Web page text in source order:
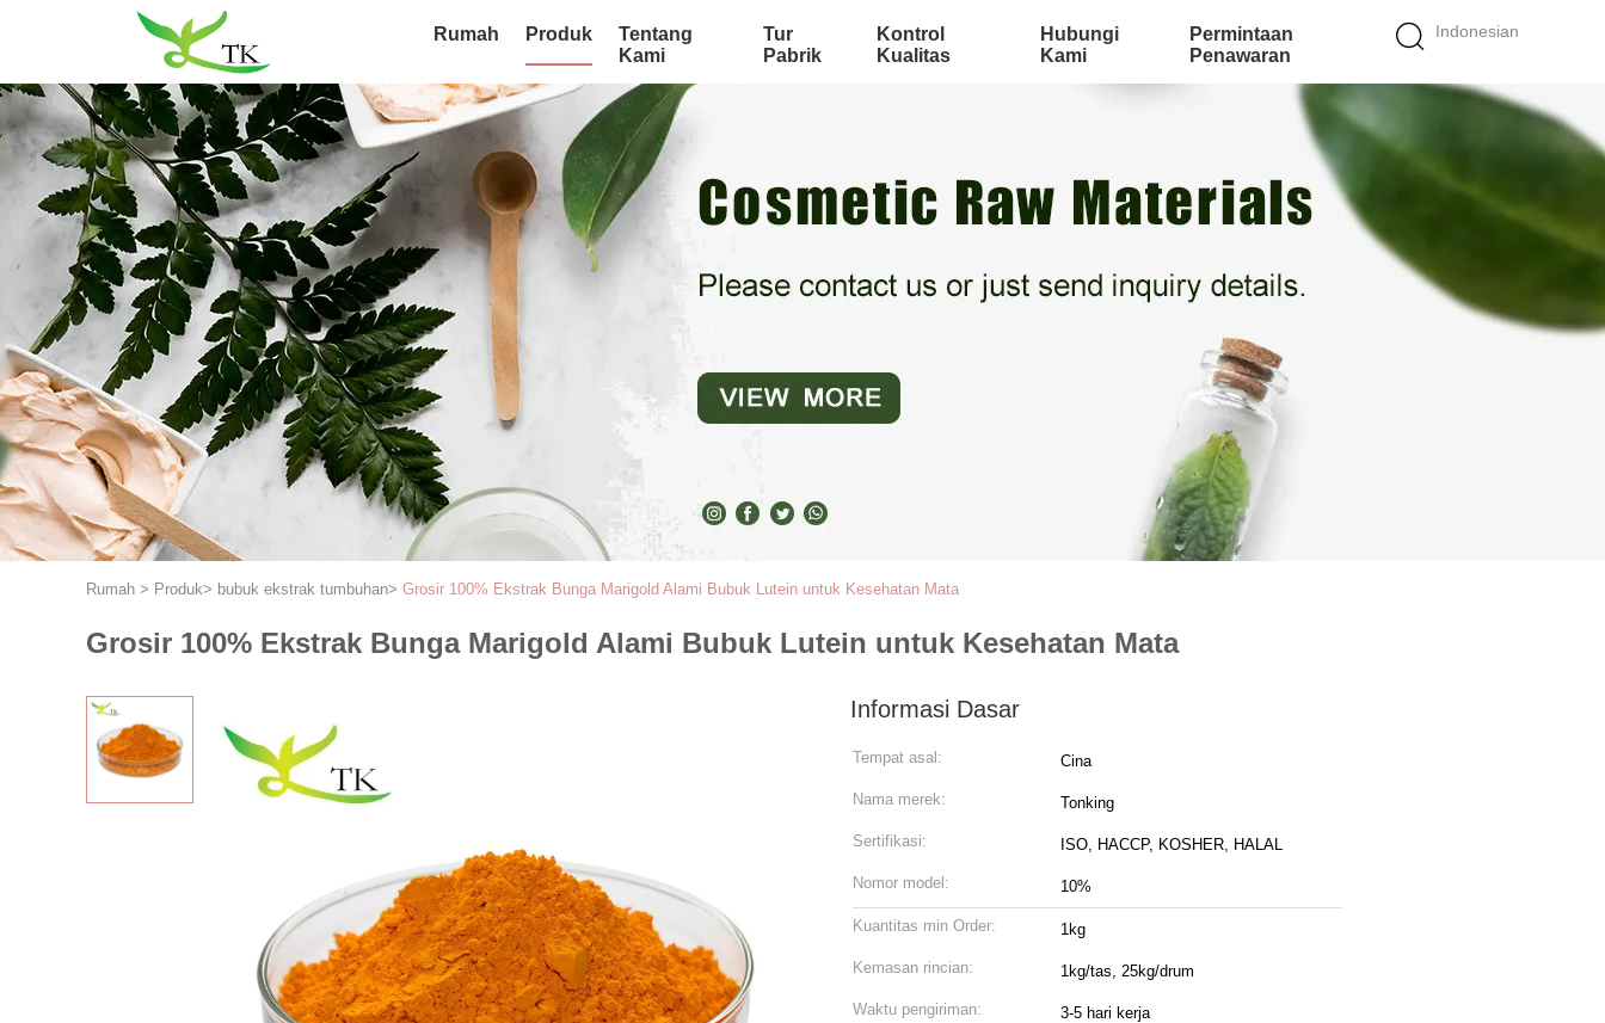
Indonesian
Rumah Produk
Tentang
Kami
Tur
Pabrik
Kontrol
Kualitas
Hubungi
Kami
Permintaan
Penawaran
Rumah > Produk> bubuk ekstrak tumbuhan> Grosir 100% Ekstrak Bunga Marigold Alami Bubuk Lutein untuk Kesehatan Mata
Grosir 100% Ekstrak Bunga Marigold Alami Bubuk Lutein untuk Kesehatan Mata
Informasi Dasar
Tempat asal: Cina
Nama merek: Tonking
Sertifikasi: ISO, HACCP, KOSHER, HALAL
Nomor model: 10%
Kuantitas min Order: 1kg
Kemasan rincian: 1kg/tas, 25kg/drum
Waktu pengiriman: 3-5 hari kerja